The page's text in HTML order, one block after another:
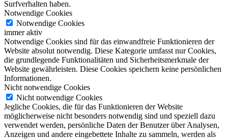
Surfverhalten haben.
Notwendige Cookies
Notwendige Cookies
immer aktiv
Notwendige Cookies sind für das einwandfreie Funktionieren der
Website absolut notwendig. Diese Kategorie umfasst nur Cookies,
die grundlegende Funktionalitäten und Sicherheitsmerkmale der
Website gewährleisten. Diese Cookies speichern keine persönlichen
Informationen.
Nicht notwendige Cookies
Nicht notwendige Cookies
Jegliche Cookies, die für das Funktionieren der Website
möglicherweise nicht besonders notwendig sind und speziell dazu
verwendet werden, persönliche Daten der Benutzer über Analysen,
Anzeigen und andere eingebettete Inhalte zu sammeln, werden als